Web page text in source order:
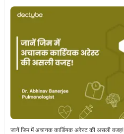
जानें जिम में अचानक कार्डियक अरेस्ट की असली वजह!